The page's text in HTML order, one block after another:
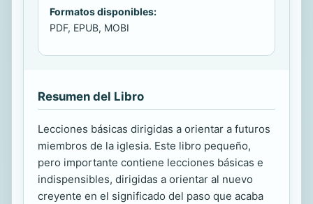
Formatos disponibles:
PDF, EPUB, MOBI
Resumen del Libro
Lecciones básicas dirigidas a orientar a futuros
miembros de la iglesia. Este libro pequeño,
pero importante contiene lecciones básicas e
indispensibles, dirigidas a orientar al nuevo
creyente en el significado del paso que acaba